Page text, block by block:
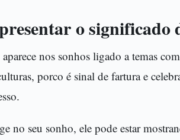
o significado
nos sonhos ligado a temas
porco é sinal de fartura e
no seu sonho, ele pode estar